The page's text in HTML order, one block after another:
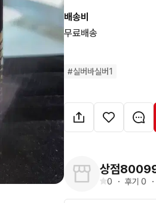
배송비
무료배송
#실버바실버1
상점
0 ・ 후기 0 ・